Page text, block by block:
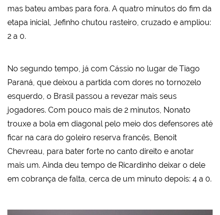
mas bateu ambas para fora. A quatro minutos do fim da
etapa inicial, Jefinho chutou rasteiro, cruzado e ampliou:
2 a 0.
No segundo tempo, já com Cássio no lugar de Tiago
Paraná, que deixou a partida com dores no tornozelo
esquerdo, o Brasil passou a revezar mais seus
jogadores. Com pouco mais de 2 minutos, Nonato
trouxe a bola em diagonal pelo meio dos defensores até
ficar na cara do goleiro reserva francês, Benoit
Chevreau, para bater forte no canto direito e anotar
mais um. Ainda deu tempo de Ricardinho deixar o dele
em cobrança de falta, cerca de um minuto depois: 4 a 0.